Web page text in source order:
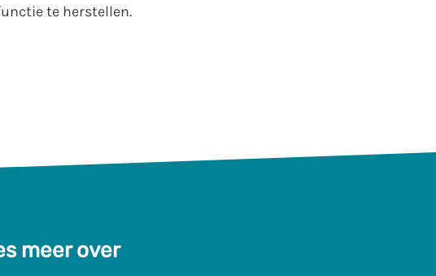
te herstellen.
meer over